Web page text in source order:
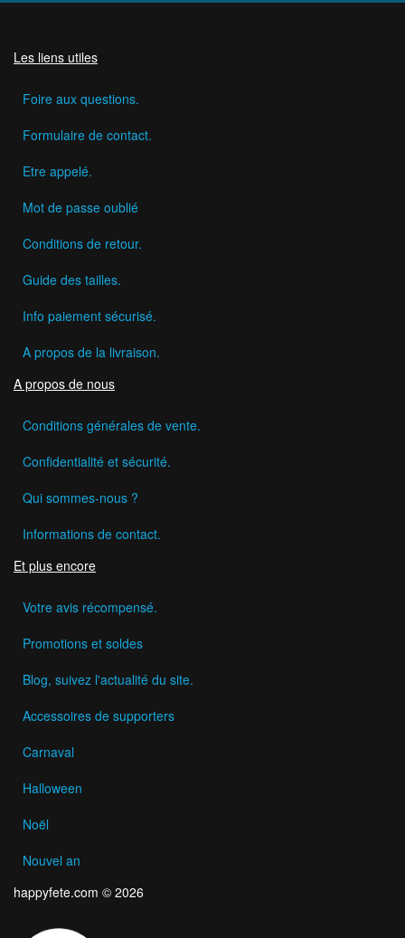
Les liens utiles
Foire aux questions.
Formulaire de contact.
Etre appelé.
Mot de passe oublié
Conditions de retour.
Guide des tailles.
Info paiement sécurisé.
A propos de la livraison.
A propos de nous
Conditions générales de vente.
Confidentialité et sécurité.
Qui sommes-nous ?
Informations de contact.
Et plus encore
Votre avis récompensé.
Promotions et soldes
Blog, suivez l'actualité du site.
Accessoires de supporters
Carnaval
Halloween
Noël
Nouvel an
happyfete.com © 2026